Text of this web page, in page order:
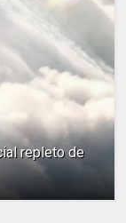
repleto de